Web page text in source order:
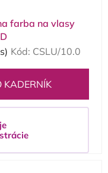
farba na vlasy
Kód: CSLU/10.0
KADERNÍK